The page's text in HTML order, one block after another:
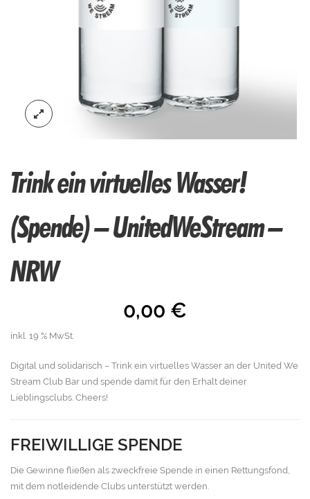
Trink ein virtuelles Wasser!
(Spende) – UnitedWeStream –
NRW
0,00 €
inkl. 19 % MwSt.
Digital und solidarisch – Trink ein virtuelles Wasser an der United We
Stream Club Bar und spende damit für den Erhalt deiner
Lieblingsclubs. Cheers!
FREIWILLIGE SPENDE
Die Gewinne fließen als zweckfreie Spende in einen Rettungsfond,
mit dem notleidende Clubs unterstützt werden.